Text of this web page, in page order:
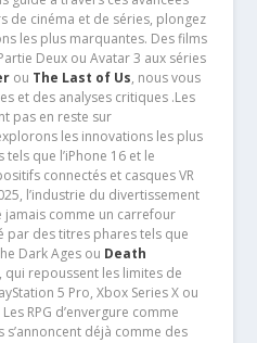
de cinéma et de séries, plongez
les plus marquantes. Des films
Deux ou Avatar 3 aux séries
ou The Last of Us, nous vous
et des analyses critiques .Les
pas en reste sur
les innovations les plus
que l’iPhone 16 et le
connectés et casques VR
l’industrie du divertissement
jamais comme un carrefour
par des titres phares tels que
Dark Ages ou Death
, qui repoussent les limites de
5 Pro, Xbox Series X ou
RPG d’envergure comme
déjà comme des